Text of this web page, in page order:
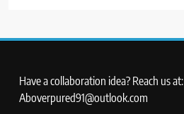
Have a collaboration idea? Reach us at:
Aboverpured91@outlook.com